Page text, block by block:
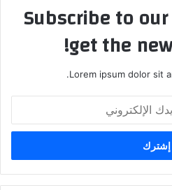
Subscribe to
get the
Lorem ipsum dolor sit